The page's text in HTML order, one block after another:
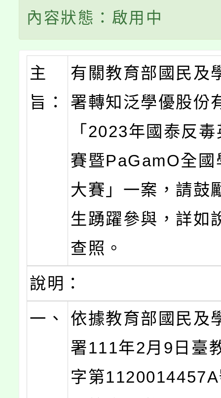
內容狀態：啟用中
主
旨：
有關教育部國民及
署轉知泛學優股份
「2023年國泰反
賽暨PaGamO全國
大賽」一案，請鼓
生踴躍參與，詳如
查照。
說明：
一、
依據教育部國民及
署111年2月9日臺
字第